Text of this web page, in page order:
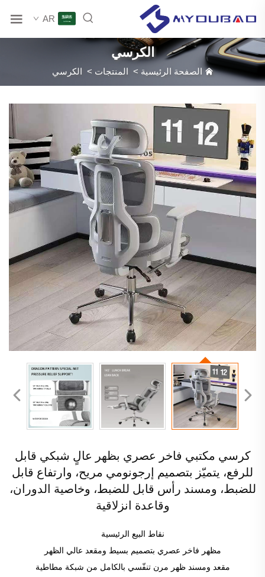
AR
الكرسي
الصفحة الرئيسية > المنتجات > الكرسي
كرسي مكتبي فاخر عصري بظهر عالٍ شبكي قابل
للرفع، يتميّز بتصميم إرجونومي مريح، وارتفاع قابل
للضبط، ومسند رأس قابل للضبط، وخاصية الدوران،
وقاعدة انزلاقية
نقاط البيع الرئيسية
مظهر فاخر عصري بتصميم بسيط ومقعد عالي الظهر
مقعد ومسند ظهر مرن تنفّسي بالكامل من شبكة مطاطية